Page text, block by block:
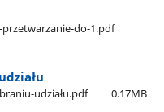
przetwarzanie-do-1.pdf
udziału.pdf 0.17MB